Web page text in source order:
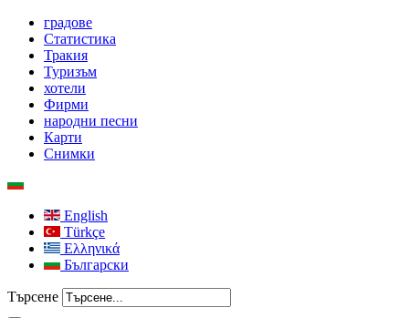
градове
Статистика
Тракия
Туризъм
хотели
Фирми
народни песни
Карти
Снимки
English
Türkçe
Ελληνικά
Български
Търсене